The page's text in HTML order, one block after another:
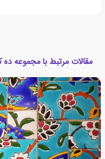
مقالات مرتبط با مجموعه